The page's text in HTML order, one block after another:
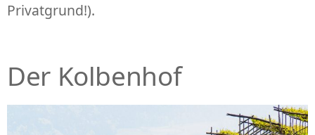
Privatgrund!).
Der Kolbenhof